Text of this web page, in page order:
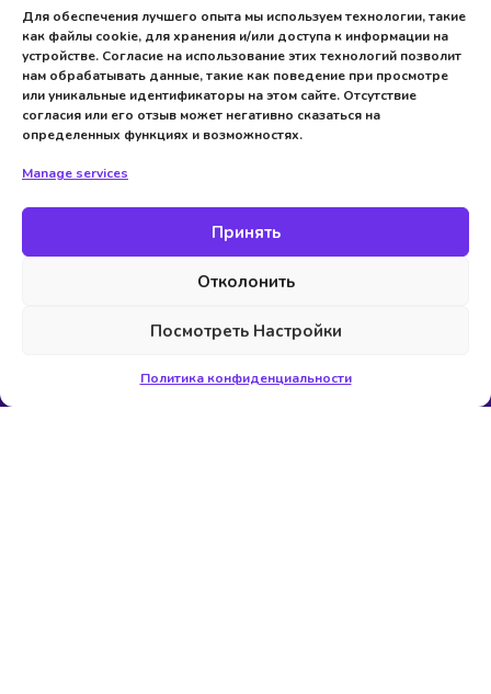
Для обеспечения лучшего опыта мы используем технологии, такие
как файлы cookie, для хранения и/или доступа к информации на
устройстве. Согласие на использование этих технологий позволит
нам обрабатывать данные, такие как поведение при просмотре
или уникальные идентификаторы на этом сайте. Отсутствие
согласия или его отзыв может негативно сказаться на
определенных функциях и возможностях.
Manage services
Принять
Отколонить
Посмотреть Настройки
Политика конфиденциальности
Контакты
Ukraine, Kyiv,
Dubrovytska st. 28. office 312
elevko@storm-media.com.ua